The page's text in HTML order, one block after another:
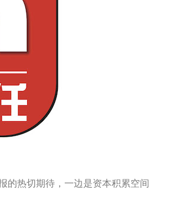
的热切期待，一边是资本积累空间